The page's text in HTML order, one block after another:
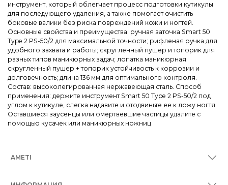
инструмент, который облегчает процесс подготовки кутикулы
для последующего удаления, а также помогает очистить
боковые валики без риска повреждений кожи и ногтей.
Основные свойства и преимущества: ручная заточка Smart 50
Type 2 PS-50/2 для максимальной точности; рифленая ручка для
удобного захвата и работы; скругленный пушер и топорик для
разных типов маникюрных задач; лопатка маникюрная
скругленный пушер + топорик устойчивость к коррозии и
долговечность; длина 136 мм для оптимального контроля.
Состав: высоколегированная нержавеющая сталь. Способ
применения: держите инструмент Smart 50 Type 2 PS-50/2 под
углом к кутикуле, слегка надавите и отодвиньте ее к ложу ногтя.
Оставшиеся заусенцы или омертвевшие частицы удалите с
помощью кусачек или маникюрных ножниц.
AMETI